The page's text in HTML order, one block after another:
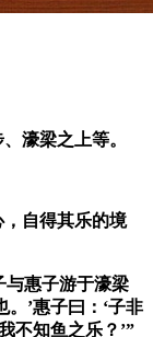
濠梁之上等。
，自得其乐的境
与惠子游于濠梁
’惠子曰：‘子非
不知鱼之乐？’”